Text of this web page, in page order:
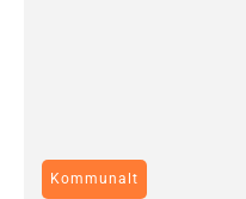
Kommunalt